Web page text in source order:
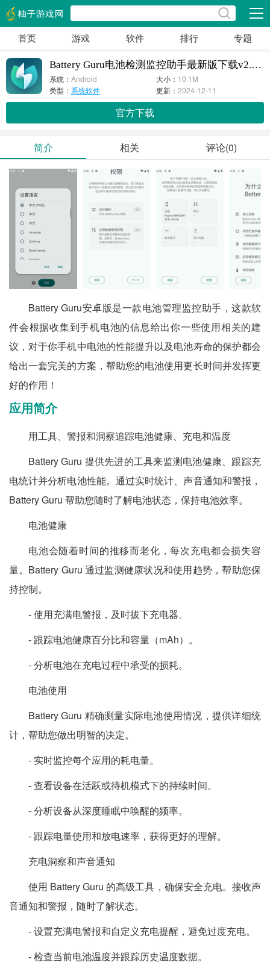
展开
首页 游戏 软件 排行 专题
Battery Guru电池检测监控助手最新版下载v2.3.13
系统： Android 大小： 10.1M
类型： 系统软件 更新：2024-12-11
官方下载
简介 相关 评论(0)
Battery Guru安卓版是一款电池管理监控助手，这款软
件会根据收集到手机电池的信息给出你一些使用相关的建
议，对于你手机中电池的性能提升以及电池寿命的保护都会
给出一套完美的方案，帮助您的电池使用更长时间并发挥更
好的作用！
应用简介
用工具、警报和洞察追踪电池健康、充电和温度
Battery Guru 提供先进的工具来监测电池健康、跟踪充
电统计并分析电池性能。通过实时统计、声音通知和警报，
Battery Guru 帮助您随时了解电池状态，保持电池效率。
电池健康
电池会随着时间的推移而老化，每次充电都会损失容
量。Battery Guru 通过监测健康状况和使用趋势，帮助您保
持控制。
- 使用充满电警报，及时拔下充电器。
- 跟踪电池健康百分比和容量（mAh）。
- 分析电池在充电过程中承受的损耗。
电池使用
Battery Guru 精确测量实际电池使用情况，提供详细统
计，帮助您做出明智的决定。
- 实时监控每个应用的耗电量。
- 查看设备在活跃或待机模式下的持续时间。
- 分析设备从深度睡眠中唤醒的频率。
- 跟踪电量使用和放电速率，获得更好的理解。
充电洞察和声音通知
使用 Battery Guru 的高级工具，确保安全充电。接收声
音通知和警报，随时了解状态。
- 设置充满电警报和自定义充电提醒，避免过度充电。
- 检查当前电池温度并跟踪历史温度数据。